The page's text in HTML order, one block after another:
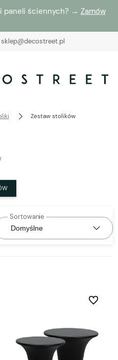
paneli ściennych? → Zamów
sklep@decostreet.pl
konto
dodane produkty do listy
sesji.
Zestaw stolików
Do